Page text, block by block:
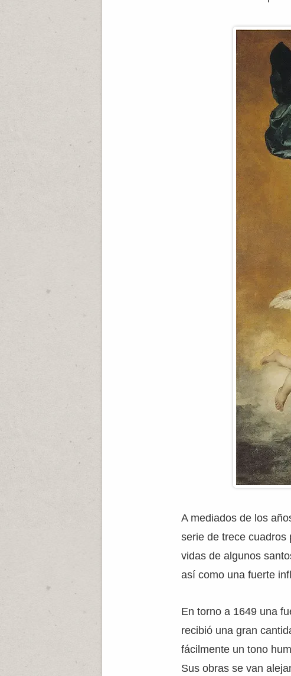
A mediados de los
serie de trece cuadros
vidas de algunos
así como una fuerte
En torno a 1649 una
recibió una gran
fácilmente un tono
Sus obras se van